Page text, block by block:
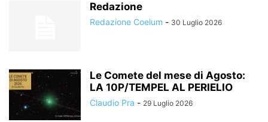
Redazione
Redazione Coelum - 30 Luglio 2026
Le Comete del mese di Agosto:
LA 10P/TEMPEL AL PERIELIO
Claudio Pra - 29 Luglio 2026